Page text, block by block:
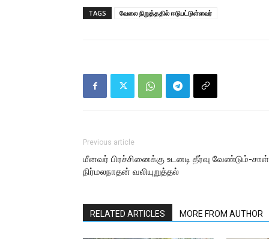
TAGS வேலை நிறுத்ததில் ஈடுபட்டுள்ளவர்
Previous article
மீனவர் பிரச்சினைக்கு உடனடி தீர்வு வேண்டும்-
நிர்மலநாதன் வலியுறுத்தல்
RELATED ARTICLES MORE FROM AUTHOR